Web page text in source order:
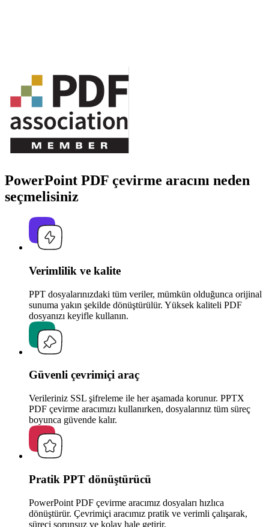
PowerPoint PDF çevirme aracını neden
seçmelisiniz
Verimlilik ve kalite
PPT dosyalarınızdaki tüm veriler, mümkün olduğunca orijinal
sunuma yakın şekilde dönüştürülür. Yüksek kaliteli PDF
dosyanızı keyifle kullanın.
Güvenli çevrimiçi araç
Verileriniz SSL şifreleme ile her aşamada korunur. PPTX
PDF çevirme aracımızı kullanırken, dosyalarınız tüm süreç
boyunca güvende kalır.
Pratik PPT dönüştürücü
PowerPoint PDF çevirme aracımız dosyaları hızlıca
dönüştürür. Çevrimiçi aracımız pratik ve verimli çalışarak,
süreci sorunsuz ve kolay hale getirir.